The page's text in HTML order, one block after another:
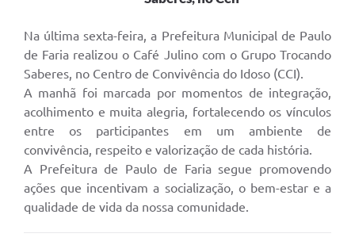
Consulta de Protocolo
ITR - TERRA NUA
Objetivos de Desenvolvimento Sustentável (ODS) Paulo de
Faria
A Nossa Cidade
Gestão Atual
Na última sexta-feira, a Prefeitura Municipal de Paulo
de Faria realizou o Café Julino com o Grupo Trocando
Saberes, no Centro de Convivência do Idoso (CCI).
A manhã foi marcada por momentos de integração,
acolhimento e muita alegria, fortalecendo os vínculos
entre os participantes em um ambiente de
convivência, respeito e valorização de cada história.
A Prefeitura de Paulo de Faria segue promovendo
ações que incentivam a socialização, o bem-estar e a
qualidade de vida da nossa comunidade.